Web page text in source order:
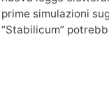
prime simulazioni
“Stabilicum”